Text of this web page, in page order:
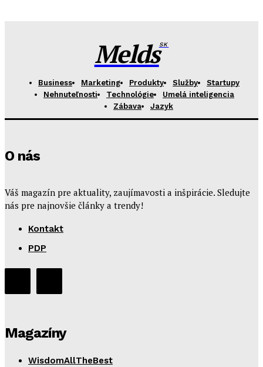
MeldsSK
Business Marketing Produkty Služby
Startupy
Nehnuteľnosti
Technológie
Umelá inteligencia
Zábava
Jazyk
O nás
Váš magazín pre aktuality, zaujímavosti a inšpirácie. Sledujte
nás pre najnovšie články a trendy!
Kontakt
PDP
Magazíny
WisdomAllTheBest